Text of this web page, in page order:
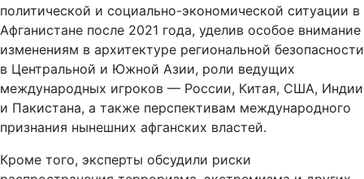
политической и социально-экономической ситуации в
Афганистане после 2021 года, уделив особое внимание
изменениям в архитектуре региональной безопасности
в Центральной и Южной Азии, роли ведущих
международных игроков — России, Китая, США, Индии
и Пакистана, а также перспективам международного
признания нынешних афганских властей.
Кроме того, эксперты обсудили риски